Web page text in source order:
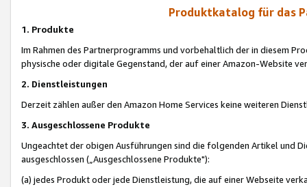
Produktkatalog für das
1. Produkte
Im Rahmen des Partnerprogramms und vorbehaltlich der in diesem
physische oder digitale Gegenstand, der auf einer Amazon-Website
2. Dienstleistungen
Derzeit zählen außer den Amazon Home Services keine weiteren
3. Ausgeschlossene Produkte
Ungeachtet der obigen Ausführungen sind die folgenden Artikel und
ausgeschlossen („Ausgeschlossene Produkte"):
(a) jedes Produkt oder jede Dienstleistung, die auf einer Webseite